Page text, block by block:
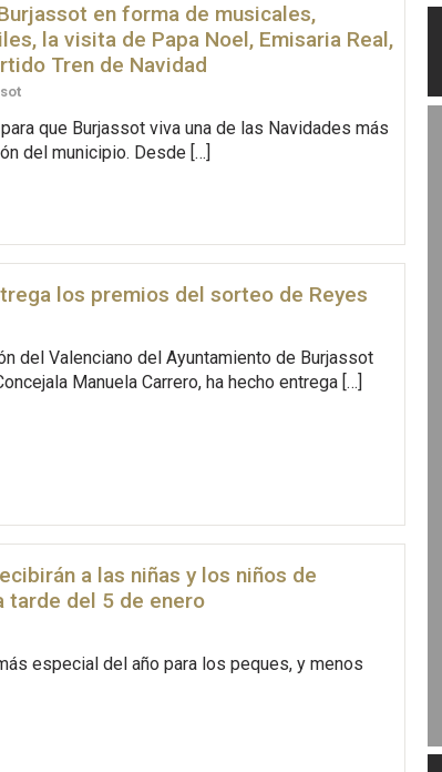
en forma de musicales,
la visita de Papa Noel, Emisaria Real,
Tren de Navidad
que Burjassot viva una de las Navidades más
del municipio. Desde […]
los premios del sorteo de Reyes
del Valenciano del Ayuntamiento de Burjassot
Manuela Carrero, ha hecho entrega […]
a las niñas y los niños de
tarde del 5 de enero
especial del año para los peques, y menos